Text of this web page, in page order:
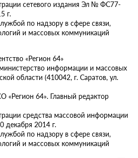
сетевого издания Эл № ФС77-
г.
по надзору в сфере связи,
и массовых коммуникаций
«Регион 64»
информации и массовых
области (410042, г. Саратов, ул.
64». Главный редактор
средства массовой информации
2014 г.
по надзору в сфере связи,
и массовых коммуникаций